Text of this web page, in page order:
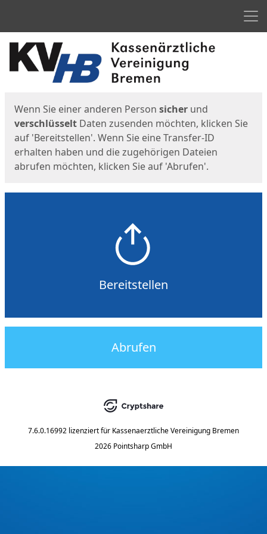
Start
Wenn Sie einer anderen Person sicher und
verschlüsselt Daten zusenden möchten, klicken Sie
auf 'Bereitstellen'. Wenn Sie eine Transfer-ID
erhalten haben und die zugehörigen Dateien
abrufen möchten, klicken Sie auf 'Abrufen'.
Bereitstellen
Abrufen
7.6.0.16992 lizenziert für Kassenaerztliche Vereinigung Bremen
2026 Pointsharp GmbH